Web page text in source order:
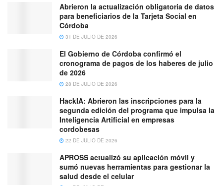
Abrieron la actualización obligatoria de datos
para beneficiarios de la Tarjeta Social en
Córdoba
31 DE JULIO DE 2026
El Gobierno de Córdoba confirmó el
cronograma de pagos de los haberes de julio
de 2026
28 DE JULIO DE 2026
HackIA: Abrieron las inscripciones para la
segunda edición del programa que impulsa la
Inteligencia Artificial en empresas
cordobesas
22 DE JULIO DE 2026
APROSS actualizó su aplicación móvil y
sumó nuevas herramientas para gestionar la
salud desde el celular